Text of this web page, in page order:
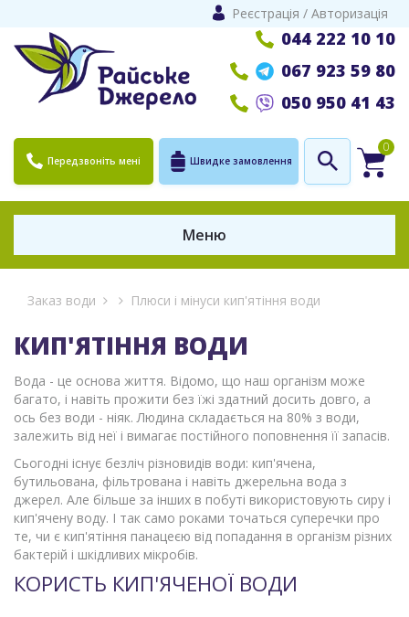
Реєстрація / Авторизація
044 222 10 10
067 923 59 80
050 950 41 43
Передзвоніть мені Швидке замовлення
0
Меню
Заказ води Плюси і мінуси кип'ятіння води
КИП'ЯТІННЯ ВОДИ
Вода - це основа життя. Відомо, що наш організм може
багато, і навіть прожити без їжі здатний досить довго, а
ось без води - ніяк. Людина складається на 80% з води,
залежить від неї і вимагає постійного поповнення її запасів.
Сьогодні існує безліч різновидів води: кип'ячена,
бутильована, фільтрована і навіть джерельна вода з
джерел. Але більше за інших в побуті використовують сиру і
кип'ячену воду. І так само роками точаться суперечки про
те, чи є кип'ятіння панацеєю від попадання в організм різних
бактерій і шкідливих мікробів.
КОРИСТЬ КИП'ЯЧЕНОЇ ВОДИ